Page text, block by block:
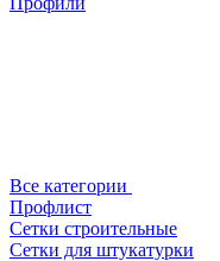
Все категории
Профлист
Сетки строительные
Сетки для штукатурки